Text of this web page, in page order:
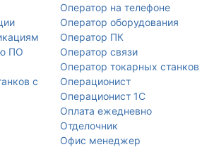
ПО
с
Оператор на телефоне
Оператор оборудования
Оператор ПК
Оператор связи
Оператор токарных станков
Операционист
Операционист 1С
Оплата ежедневно
Отделочник
Офис менеджер